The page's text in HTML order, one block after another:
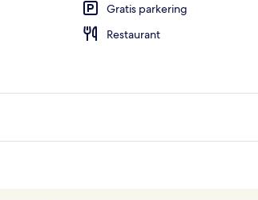
Gratis parkering
Restaurant